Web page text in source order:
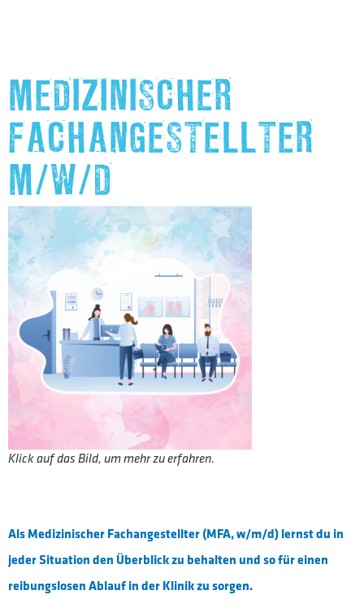
MEDIZINISCHER
FACHANGESTELLTER
M/W/D
Klick auf das Bild, um mehr zu erfahren.
Als Medizinischer Fachangestellter (MFA, w/m/d) lernst du in
jeder Situation den Überblick zu behalten und so für einen
reibungslosen Ablauf in der Klinik zu sorgen.